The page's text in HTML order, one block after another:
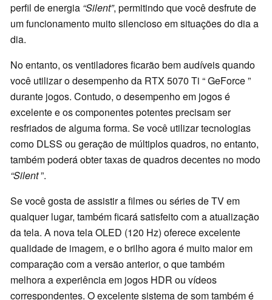
perfil de energia “Silent”, permitindo que você desfrute de
um funcionamento muito silencioso em situações do dia a
dia.
No entanto, os ventiladores ficarão bem audíveis quando
você utilizar o desempenho da RTX 5070 Ti “ GeForce ”
durante jogos. Contudo, o desempenho em jogos é
excelente e os componentes potentes precisam ser
resfriados de alguma forma. Se você utilizar tecnologias
como DLSS ou geração de múltiplos quadros, no entanto,
também poderá obter taxas de quadros decentes no modo
“Silent”.
Se você gosta de assistir a filmes ou séries de TV em
qualquer lugar, também ficará satisfeito com a atualização
da tela. A nova tela OLED (120 Hz) oferece excelente
qualidade de imagem, e o brilho agora é muito maior em
comparação com a versão anterior, o que também
melhora a experiência em jogos HDR ou vídeos
correspondentes. O excelente sistema de som também é